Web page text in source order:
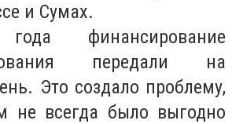
и Сумах.
финансирование
передали на
Это создало проблему,
не всегда было выгодно